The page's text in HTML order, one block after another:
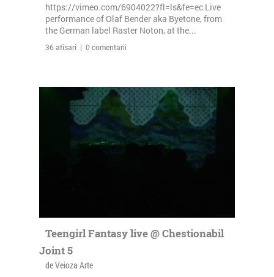
https://vimeo.com/6904022?fl=ls&fe=ec Live
performance of Olaf Bender aka Byetone, from
the German label Raster Noton, at the...
36 afisari | 0 comentarii
Teengirl Fantasy live @ Chestionabil
Joint 5
de Veioza Arte